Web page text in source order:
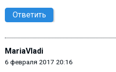
Ответить
MariaVladi
6 февраля 2017 20:16